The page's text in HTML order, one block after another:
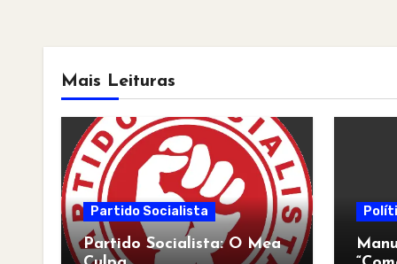
Mais Leituras
Partido Socialista
Partido Socialista: O Mea